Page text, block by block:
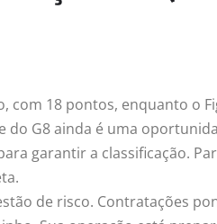
com 18 pontos, enquanto o
do G8 ainda é uma
garantir a classificação.
de risco. Contratações